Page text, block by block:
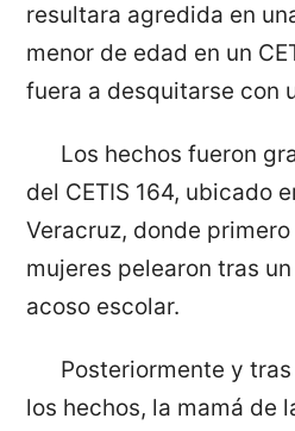
resultara agredida en
menor de edad en un
fuera a desquitarse con
Los hechos fueron
del CETIS 164, ubicado
Veracruz, donde
mujeres pelearon tras
acoso escolar.
Posteriormente y
los hechos, la mamá de